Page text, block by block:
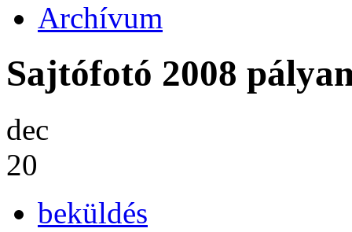
Archívum
Sajtófotó 2008
dec
20
beküldés